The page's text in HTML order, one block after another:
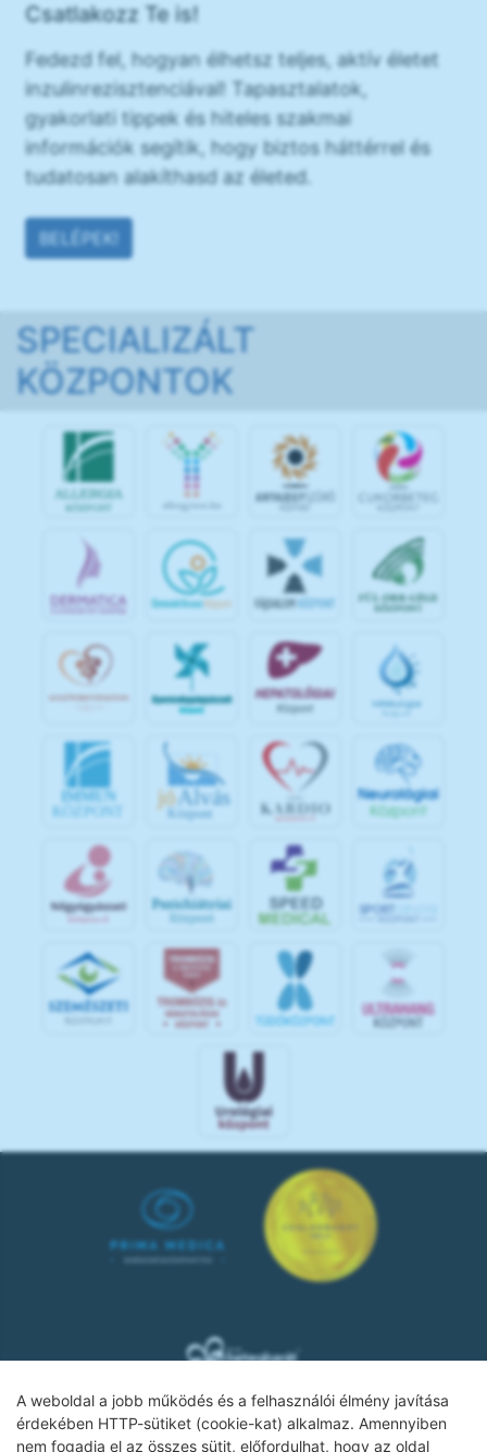
A weboldal a jobb működés és a felhasználói élmény javítása
érdekében HTTP-sütiket (cookie-kat) alkalmaz. Amennyiben
nem fogadja el az összes sütit, előfordulhat, hogy az oldal
Csatlakozz Te is!
Fedezd fel, hogyan élhetsz teljes, aktív életet
inzulinrezisztenciával! Tapasztalatok,
gyakorlati tippek és hiteles szakmai
információk segítik, hogy biztos háttérrel és
tudatosan alakíthasd az életed.
BELÉPEK!
SPECIALIZÁLT
KÖZPONTOK
IMMUN
KÖZPONT
jó Alvás
Központ
SPOR